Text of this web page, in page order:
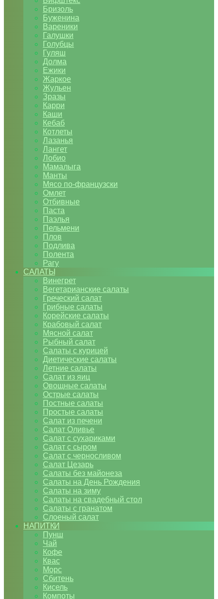
Бризоль
Буженина
Вареники
Галушки
Голубцы
Гуляш
Долма
Ежики
Жаркое
Жульен
Зразы
Карри
Каши
Кебаб
Котлеты
Лазанья
Лангет
Лобио
Мамалыга
Манты
Мясо по-французски
Омлет
Отбивные
Паста
Паэлья
Пельмени
Плов
Подлива
Полента
Рагу
САЛАТЫ
Винегрет
Вегетарианские салаты
Греческий салат
Грибные салаты
Корейские салаты
Крабовый салат
Мясной салат
Рыбный салат
Салаты с курицей
Диетические салаты
Летние салаты
Салат из яиц
Овощные салаты
Острые салаты
Постные салаты
Простые салаты
Салат из печени
Салат Оливье
Салат с сухариками
Салат с сыром
Салат с черносливом
Салат Цезарь
Салаты без майонеза
Салаты на День Рождения
Салаты на зиму
Салаты на свадебный стол
Салаты с гранатом
Слоеный салат
НАПИТКИ
Пунш
Чай
Кофе
Квас
Морс
Сбитень
Кисель
Компоты